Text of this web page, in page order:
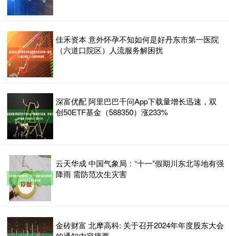
佳禾资本 意外怀孕不知如何是好丹东市第一医院
（六道口院区）人流服务解困扰
深富优配 阿里巴巴千问App下载量增长迅速，双
创50ETF基金（588350）涨233%
云天华成 中国气象局：“十一”假期川东北等地有强
降雨 需防范次生灾害
金砖财富 北摩高科: 关于召开2024年年度股东大会